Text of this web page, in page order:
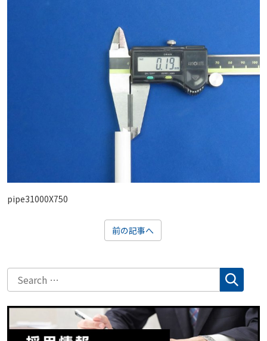
pipe31000X750
前の記事へ